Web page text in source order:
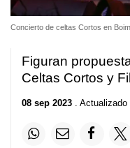
Concierto de celtas Cortos en
Figuran
Celtas Cortos y
08 sep 2023 .